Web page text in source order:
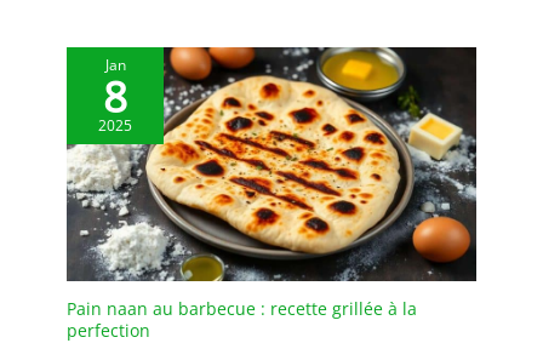
technologie de vernis
GLIDECOAT, offrant une
surface lisse qui ne laisse
pas de taches et est
facile à nettoyer.
MULTIFONCTION : Les
bols en céramique
MALACASA sont parfaits
pour les céréales, la
soupe et les flocons
d'avoine.
Jan
8
2025
Pain naan au barbecue : recette grillée à la
perfection